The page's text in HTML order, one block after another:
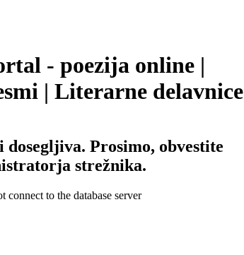
- poezija online |
| Literarne delavnice
Prosimo, obvestite
strežnika.
connect to the database server